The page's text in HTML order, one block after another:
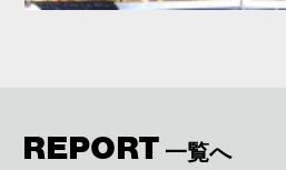
REPORT 一覧へ